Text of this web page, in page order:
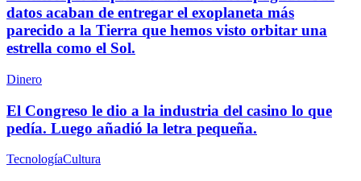
datos acaban de entregar el exoplaneta más
parecido a la Tierra que hemos visto orbitar una
estrella como el Sol.
Dinero
El Congreso le dio a la industria del casino lo que
pedía. Luego añadió la letra pequeña.
TecnologíaCultura